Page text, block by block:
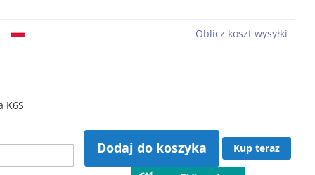
Oblicz koszt wysyłki
K6S
Dodaj do koszyka Kup teraz